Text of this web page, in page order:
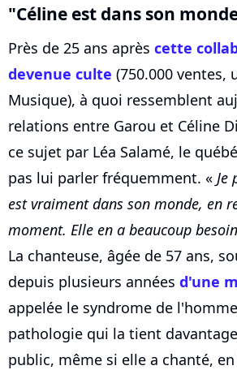
"Céline est dans son
Près de 25 ans après cette
devenue culte (750.000 ventes,
Musique), à quoi ressemblent
relations entre Garou et Céline
ce sujet par Léa Salamé, le
pas lui parler fréquemment. « Je
est vraiment dans son monde, en
moment. Elle en a beaucoup besoin
La chanteuse, âgée de 57 ans,
depuis plusieurs années d'une
appelée le syndrome de
pathologie qui la tient
public, même si elle a chanté,